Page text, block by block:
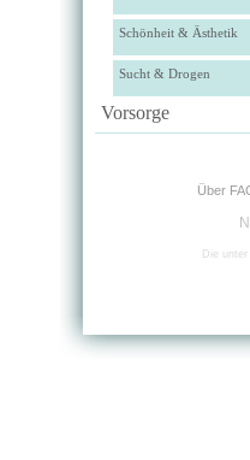
Schönheit & Ästhetik
Sucht & Drogen
Vorsorge
Über
Die unter